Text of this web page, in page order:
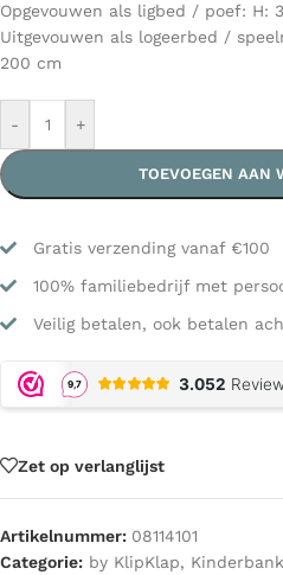
Opgevouwen als ligbed / poef: H:
Uitgevouwen als logeerbed /
200 cm
- +
TOEVOEGEN AAN
Gratis verzending vanaf €100
100% familiebedrijf met
Veilig betalen, ook betalen
Zet op verlanglijst
Artikelnummer: 08114101
Categorie: by KlipKlap, Kinderbank